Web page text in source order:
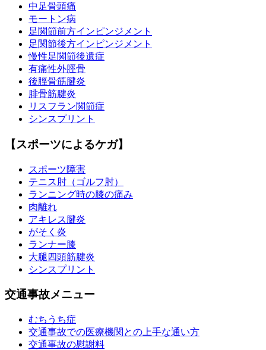
中足骨頭痛
モートン病
足関節前方インピンジメント
足関節後方インピンジメント
慢性足関節後遺症
有痛性外脛骨
後脛骨筋腱炎
腓骨筋腱炎
リスフラン関節症
シンスプリント
【スポーツによるケガ】
スポーツ障害
テニス肘（ゴルフ肘）
ランニング時の膝の痛み
肉離れ
アキレス腱炎
がそく炎
ランナー膝
大腿四頭筋腱炎
シンスプリント
交通事故メニュー
むちうち症
交通事故での医療機関との上手な通い方
交通事故の慰謝料